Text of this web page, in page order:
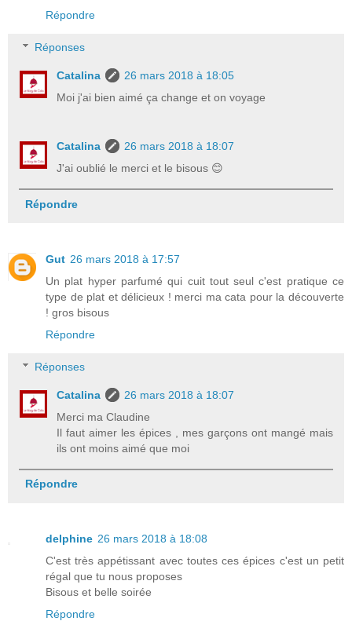
Répondre
Réponses
Catalina
26 mars 2018 à 18:05
Moi j'ai bien aimé ça change et on voyage
Catalina
26 mars 2018 à 18:07
J'ai oublié le merci et le bisous 😊
Répondre
Gut 26 mars 2018 à 17:57
Un plat hyper parfumé qui cuit tout seul c'est pratique ce
type de plat et délicieux ! merci ma cata pour la découverte
! gros bisous
Répondre
Réponses
Catalina
26 mars 2018 à 18:07
Merci ma Claudine
Il faut aimer les épices , mes garçons ont mangé mais
ils ont moins aimé que moi
Répondre
delphine 26 mars 2018 à 18:08
C'est très appétissant avec toutes ces épices c'est un petit
régal que tu nous proposes
Bisous et belle soirée
Répondre